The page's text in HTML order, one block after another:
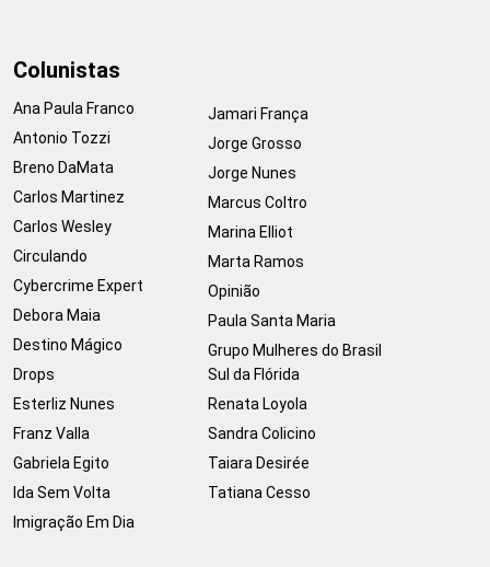
Colunistas
Ana Paula Franco
Antonio Tozzi
Breno DaMata
Carlos Martinez
Carlos Wesley
Circulando
Cybercrime Expert
Debora Maia
Destino Mágico
Drops
Esterliz Nunes
Franz Valla
Gabriela Egito
Ida Sem Volta
Imigração Em Dia
Jamari França
Jorge Grosso
Jorge Nunes
Marcus Coltro
Marina Elliot
Marta Ramos
Opinião
Paula Santa Maria
Grupo Mulheres do Brasil
Sul da Flórida
Renata Loyola
Sandra Colicino
Taiara Desirée
Tatiana Cesso